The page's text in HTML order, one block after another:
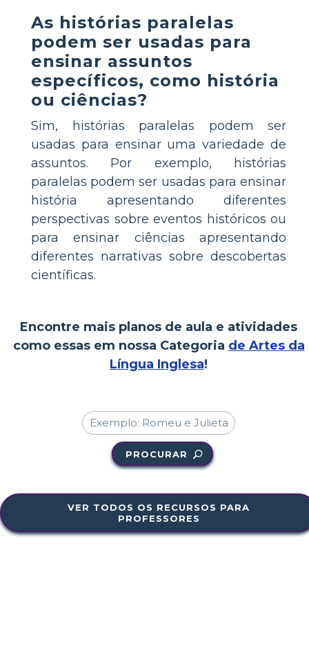
As histórias paralelas
podem ser usadas para
ensinar assuntos
específicos, como história
ou ciências?
Sim, histórias paralelas podem ser
usadas para ensinar uma variedade de
assuntos. Por exemplo, histórias
paralelas podem ser usadas para ensinar
história apresentando diferentes
perspectivas sobre eventos históricos ou
para ensinar ciências apresentando
diferentes narrativas sobre descobertas
científicas.
Encontre mais planos de aula e atividades
como essas em nossa Categoria de Artes da
Língua Inglesa!
PROCURAR
VER TODOS OS RECURSOS PARA
PROFESSORES